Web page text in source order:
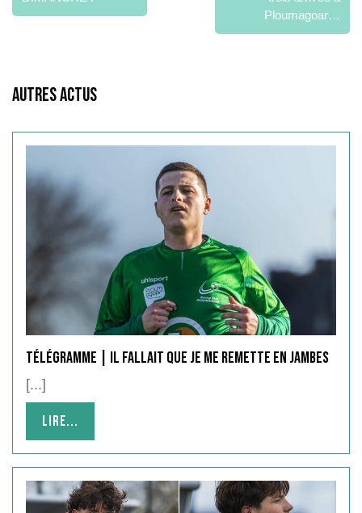
Ploumagoar…
Autres Actus
Télégramme | Il fallait que je me remette en jambes
[...]
Lire...